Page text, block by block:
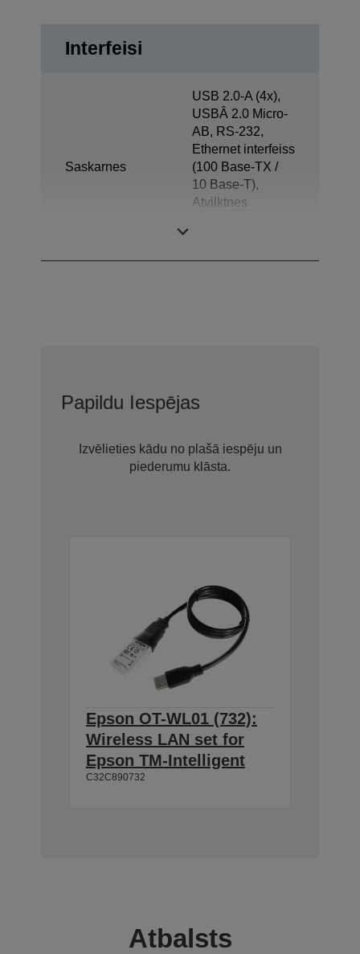
Interfeisi
Saskarnes
USB 2.0-A (4x),
USBÂ 2.0 Micro-
AB, RS-232,
Ethernet interfeiss
(100 Base-TX /
10 Base-T),
Atvilktnes
Papildu Iespējas
Izvēlieties kādu no plašā iespēju un
piederumu klāsta.
Epson OT-WL01 (732):
Wireless LAN set for
Epson TM-Intelligent
C32C890732
Atbalsts